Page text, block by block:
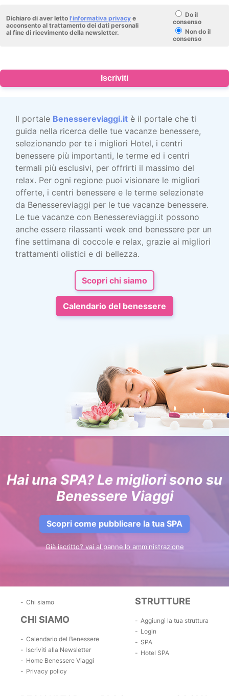
Dichiaro di aver letto l'informativa privacy e
acconsento al trattamento dei dati personali
al fine di ricevimento della newsletter.
Do il
consenso
Non do il
consenso
Iscriviti
Il portale Benessereviaggi.it è il portale che ti
guida nella ricerca delle tue vacanze benessere,
selezionando per te i migliori Hotel, i centri
benessere più importanti, le terme ed i centri
termali più esclusivi, per offrirti il massimo del
relax. Per ogni regione puoi visionare le migliori
offerte, i centri benessere e le terme selezionate
da Benessereviaggi per le tue vacanze benessere.
Le tue vacanze con Benessereviaggi.it possono
anche essere rilassanti week end benessere per un
fine settimana di coccole e relax, grazie ai migliori
trattamenti olistici e di bellezza.
Scopri chi siamo
Calendario del benessere
Hai una SPA? Le migliori sono su
Benessere Viaggi
Scopri come pubblicare la tua SPA
Già iscritto? vai al pannello amministrazione
Chi siamo
CHI SIAMO
Calendario del Benessere
Iscriviti alla Newsletter
Home Benessere Viaggi
Privacy policy
STRUTTURE
Aggiungi la tua struttura
Login
SPA
Hotel SPA